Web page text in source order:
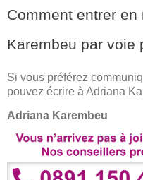
Comment entrer en
Karembeu par voie
Si vous préférez
pouvez écrire à Adriana
Adriana Karembeu